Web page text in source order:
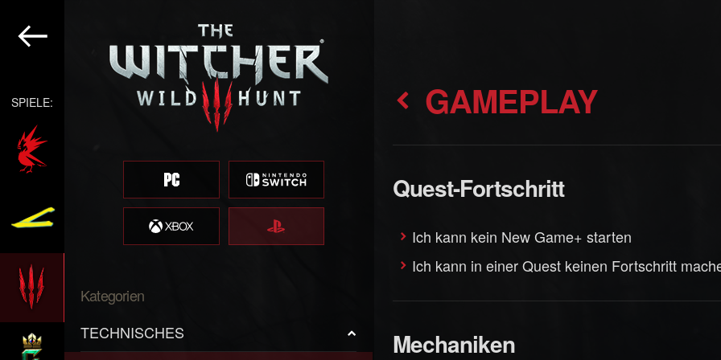
SPIELE:
Kategorien
TECHNISCHES
GAMEPLAY
Quest-Fortschritt
Ich kann kein New Game+ starten
Ich kann in einer Quest keinen Fortschritt
Mechaniken